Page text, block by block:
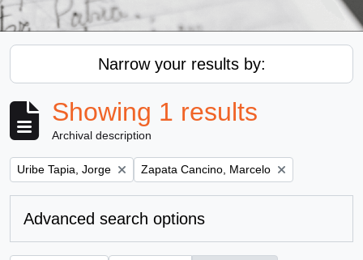
Narrow your results by:
Showing 1 results
Archival description
Remove filter:
Uribe Tapia, Jorge Remove filter:
Zapata Cancino, Marcelo
Advanced search options